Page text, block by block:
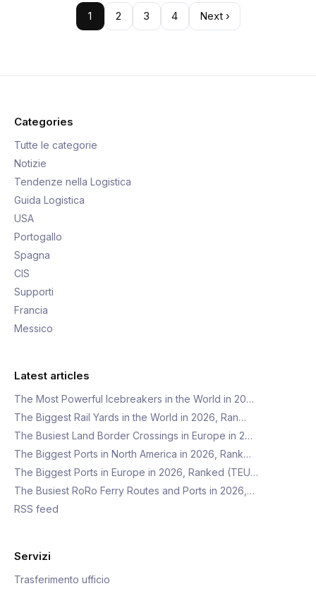
1 2 3 4 Next ›
Categories
Tutte le categorie
Notizie
Tendenze nella Logistica
Guida Logistica
USA
Portogallo
Spagna
CIS
Supporti
Francia
Messico
Latest articles
The Most Powerful Icebreakers in the World in 20…
The Biggest Rail Yards in the World in 2026, Ran…
The Busiest Land Border Crossings in Europe in 2…
The Biggest Ports in North America in 2026, Rank…
The Biggest Ports in Europe in 2026, Ranked (TEU…
The Busiest RoRo Ferry Routes and Ports in 2026,…
RSS feed
Servizi
Trasferimento ufficio